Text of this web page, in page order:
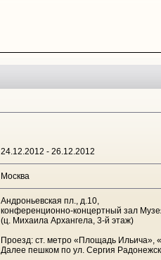
24.12.2012 - 26.12.2012
Москва
Андроньевская пл., д.10,
конференционно-концертный зал
(ц. Михаила Архангела, 3-й этаж)
Проезд: ст. метро «Площадь Ильича»,
Далее пешком по ул. Сергия